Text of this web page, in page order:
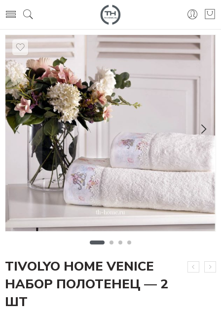
TIVOLYO HOME VENICE
НАБОР ПОЛОТЕНЕЦ — 2
ШТ
5,360